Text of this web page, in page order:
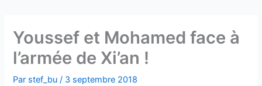
Youssef et Mohamed face à
l’armée de Xi’an !
Par stef_bu/ 3 septembre 2018